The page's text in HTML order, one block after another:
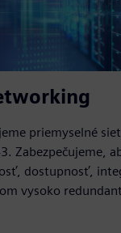
priemyselné
Zabezpečujeme,
dostupnosť,
vysoko